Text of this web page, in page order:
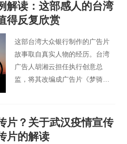
解读：这部感人的台湾
得反复欣赏
这部台湾大众银行制作的广告片
故事取自真实人物的经历。台湾
广告人胡湘云担任执行创意总
监，将其改编成广告片《梦骑
片？关于武汉疫情宣传
片的解读